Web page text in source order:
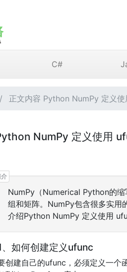
C#
正文内容 Python NumPy 定义
NumPy 定义使用
NumPy（Numerical Python的
组和矩阵。NumPy包含很多实用
介绍Python NumPy 定义使用
、如何创建定义ufunc
创建自己的ufunc，必须定义一个